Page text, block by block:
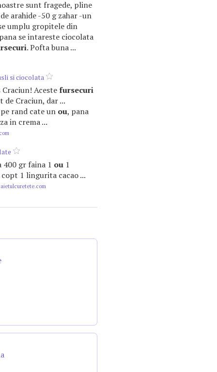
sunt fragede, pline
arahide -50 g zahar -un
umplu gropitele din
se intareste ciocolata
. Pofta buna ...
si ciocolata
Acestefursecuri
Craciun, dar ...
rand cate un ou, pana
in crema ...
400 gr faina 1 ou 1
1 lingurita cacao ...